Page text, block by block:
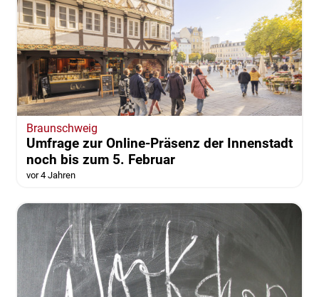
Braunschweig
Umfrage zur Online-Präsenz der Innenstadt
noch bis zum 5. Februar
vor 4 Jahren